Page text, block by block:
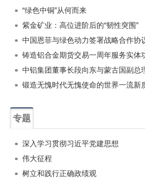
“绿色中铜”从何而来
紫金矿业：高位进阶后的“韧性突围”
中国恩菲与绿色动力签署战略合作协
铸造铝合金期货交易一周年服务实体
专题
深入学习贯彻习近平党建思想
伟大征程
树立和践行正确政绩观